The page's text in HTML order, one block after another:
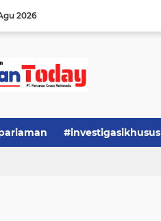
2026
#investigasikhusus